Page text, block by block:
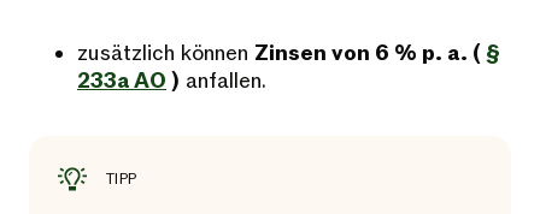
zusätzlich können Zinsen von 6 % p. a. (§
233a AO ) anfallen.
TIPP